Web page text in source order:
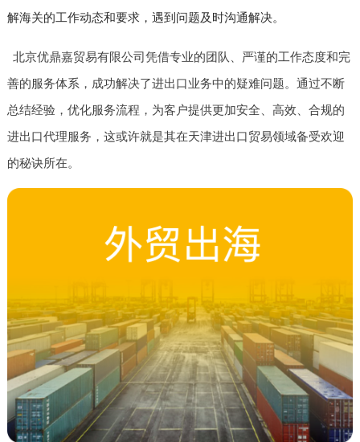
解海关的工作动态和要求，遇到问题及时沟通解决。
北京优鼎嘉贸易有限公司凭借专业的团队、严谨的工作态度和完
善的服务体系，成功解决了进出口业务中的疑难问题。通过不断
总结经验，优化服务流程，为客户提供更加安全、高效、合规的
进出口代理服务，这或许就是其在天津进出口贸易领域备受欢迎
的秘诀所在。